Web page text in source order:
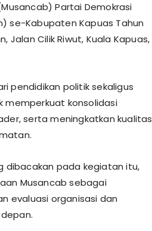
Partai Demokrasi
se-Kabupaten Kapuas Tahun
Jalan Cilik Riwut, Kuala Kapuas,
pendidikan politik sekaligus
memperkuat konsolidasi
serta meningkatkan kualitas
dibacakan pada kegiatan itu,
Musancab sebagai
evaluasi organisasi dan